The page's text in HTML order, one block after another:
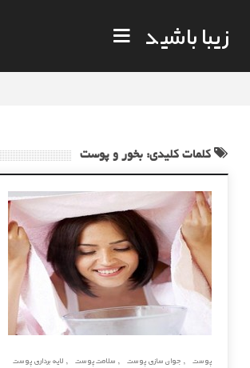
زیبا باشید
کلمات کلیدی: بخور و پوست
پوست
, جوان سازی پوست , سلامت پوست , لایه برداری پوست